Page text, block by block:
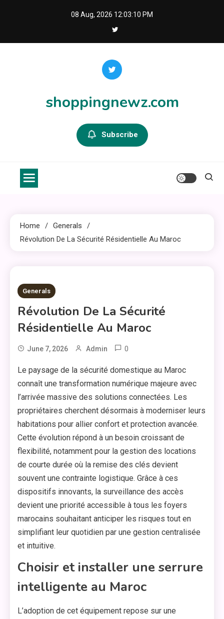
08 Aug, 2026 12:03:11 PM
shoppingnewz.com
Subscribe
Home
Generals
Révolution De La Sécurité Résidentielle Au Maroc
2 MINS READ
Generals
Révolution De La Sécurité
Résidentielle Au Maroc
June 7, 2026 Admin 0
Le paysage de la sécurité domestique au Maroc
connaît une transformation numérique majeure avec
l’arrivée massive des solutions connectées. Les
propriétaires cherchent désormais à moderniser leurs
habitations pour allier confort et protection avancée.
Cette évolution répond à un besoin croissant de
flexibilité, notamment pour la gestion des locations
de courte durée où la remise des clés devient
souvent une contrainte logistique. Grâce à ces
dispositifs innovants, la surveillance des accès
devient une priorité accessible à tous les foyers
marocains souhaitant anticiper les risques tout en
simplifiant leur quotidien par une gestion centralisée
et intuitive.
Choisir et installer une serrure
intelligente au Maroc
L’adoption de cet équipement repose sur une